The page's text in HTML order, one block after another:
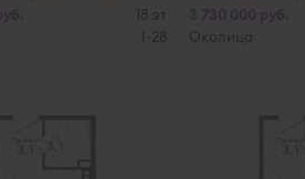
18 эт
I-28
Околица